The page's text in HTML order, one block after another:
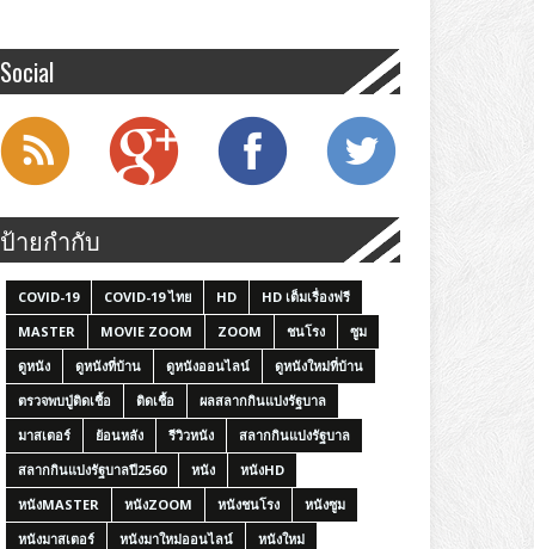
Social
ป้ายกำกับ
COVID-19 COVID-19 ไทย HD
HD เต็มเรื่องฟรี
MASTER
MOVIE ZOOM ZOOM ชนโรง
ซูม
ดูหนัง
ดูหนังที่บ้าน ดูหนังออนไลน์
ดูหนังใหม่ที่บ้าน
ตรวจพบปู่ติดเชื้อ
ติดเชื้อ
ผลสลากกินแบ่งรัฐบาล
มาสเตอร์
ย้อนหลัง รีวิวหนัง
สลากกินแบ่งรัฐบาล
สลากกินแบ่งรัฐบาลปี2560
หนัง
หนังHD
หนังMASTER
หนังZOOM หนังชนโรง
หนังซูม
หนังมาสเตอร์
หนังมาใหม่ออนไลน์
หนังใหม่